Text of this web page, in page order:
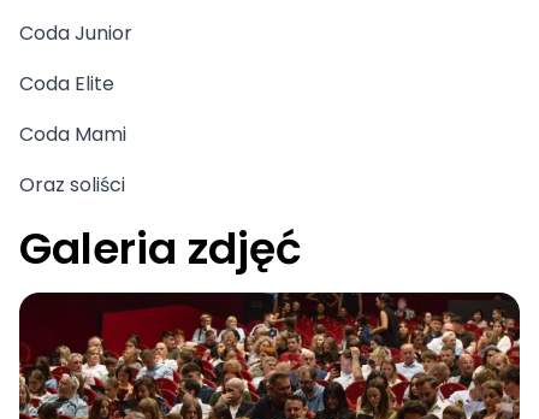
Coda Junior
Coda Elite
Coda Mami
Oraz soliści
Galeria zdjęć